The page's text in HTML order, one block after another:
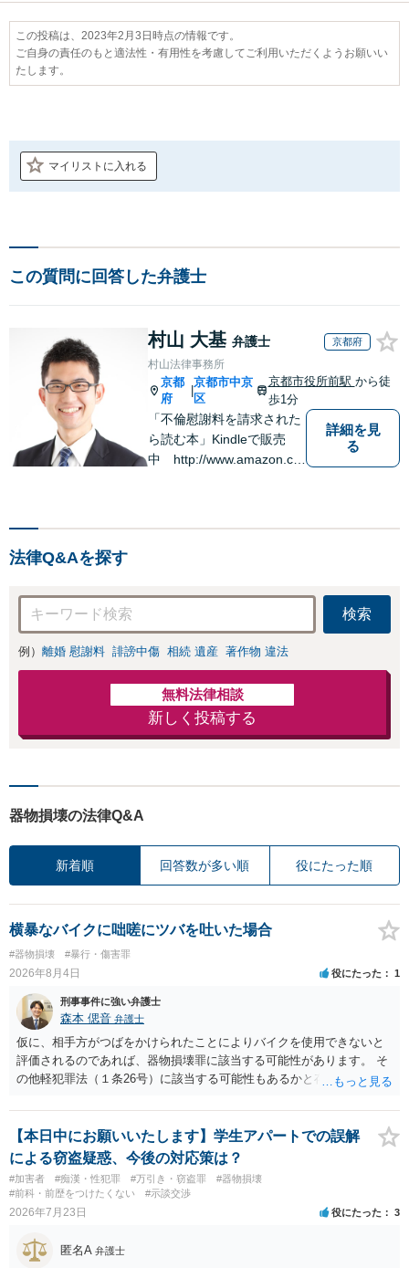
この投稿は、2023年2月3日時点の情報です。
ご自身の責任のもと適法性・有用性を考慮してご利用いただくようお願いい
たします。
マイリストに入れる
この質問に回答した弁護士
村山 大基 弁護士 京都府
村山法律事務所
京都
府
|
京都市中京
区
京都市役所前駅 から徒
歩1分
「不倫慰謝料を請求された
ら読む本」Kindleで販売
中 http://www.amazon.co.
詳細を見
る
法律Q&Aを探す
検索
例） 離婚 慰謝料 誹謗中傷 相続 遺産 著作物 違法
無料法律相談
新しく投稿する
器物損壊の法律Q&A
新着順 回答数が多い順 役にたった順
横暴なバイクに咄嗟にツバを吐いた場合
#器物損壊 #暴行・傷害罪
2026年8月4日 役にたった 1
刑事事件に強い弁護士
森本 偲音 弁護士
仮に、相手方がつばをかけられたことによりバイクを使用できないと
評価されるのであれば、器物損壊罪に該当する可能性があります。 そ
の他軽犯罪法（１条26号）に該当する可能性もあるかと存じます。 確
ご相談者様の対応によってはご相談者の方にも責任が生じてしまう 可
能性がございますので、冷静にご対応いただくようご留意いただけれ
ばと存じます。 以上、ご参考までに。
【本日中にお願いいたします】学生アパートでの誤解
による窃盗疑惑、今後の対応策は？
#加害者 #痴漢・性犯罪 #万引き・窃盗罪
#器物損壊
#前科・前歴をつけたくない
#示談交渉
2026年7月23日 役にたった 3
匿名A 弁護士